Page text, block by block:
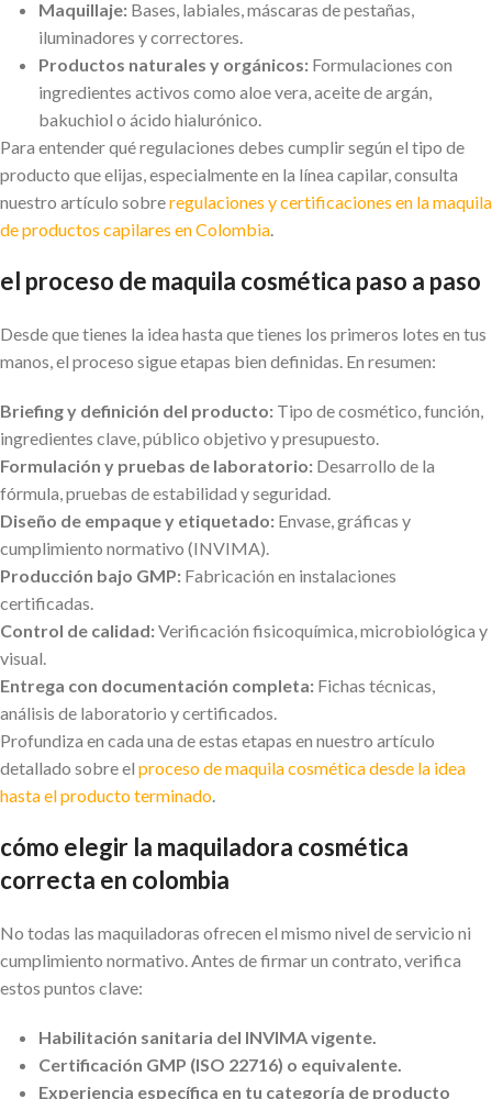
Maquillaje: Bases, labiales, máscaras de pestañas,
iluminadores y correctores.
Productos naturales y orgánicos: Formulaciones con
ingredientes activos como aloe vera, aceite de argán,
bakuchiol o ácido hialurónico.
Para entender qué regulaciones debes cumplir según el tipo de
producto que elijas, especialmente en la línea capilar, consulta
nuestro artículo sobreregulaciones y certificaciones en la maquila
de productos capilares en Colombia.
el proceso de maquila cosmética paso a paso
Desde que tienes la idea hasta que tienes los primeros lotes en tus
manos, el proceso sigue etapas bien definidas. En resumen:
Briefing y definición del producto: Tipo de cosmético, función,
ingredientes clave, público objetivo y presupuesto.
Formulación y pruebas de laboratorio: Desarrollo de la
fórmula, pruebas de estabilidad y seguridad.
Diseño de empaque y etiquetado: Envase, gráficas y
cumplimiento normativo (INVIMA).
Producción bajo GMP: Fabricación en instalaciones
certificadas.
Control de calidad:Verificación fisicoquímica, microbiológica y
visual.
Entrega con documentación completa: Fichas técnicas,
análisis de laboratorio y certificados.
Profundiza en cada una de estas etapas en nuestro artículo
detallado sobre el proceso de maquila cosmética desde la idea
hasta el producto terminado.
cómo elegir la maquiladora cosmética
correcta en colombia
No todas las maquiladoras ofrecen el mismo nivel de servicio ni
cumplimiento normativo. Antes de firmar un contrato, verifica
estos puntos clave:
Habilitación sanitaria del INVIMA vigente.
Certificación GMP (ISO 22716) o equivalente.
Experiencia específica en tu categoría de producto